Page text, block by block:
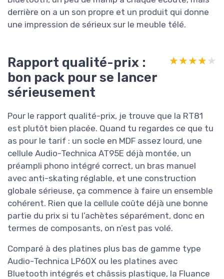
derrière on a un son propre et un produit qui donne
une impression de sérieux sur le meuble télé.
Rapport qualité-prix :
bon pack pour se lancer
sérieusement
★★★★★
★★★★★
Pour le rapport qualité-prix, je trouve que la RT81
est plutôt bien placée. Quand tu regardes ce que tu
as pour le tarif : un socle en MDF assez lourd, une
cellule Audio-Technica AT95E déjà montée, un
préampli phono intégré correct, un bras manuel
avec anti-skating réglable, et une construction
globale sérieuse, ça commence à faire un ensemble
cohérent. Rien que la cellule coûte déjà une bonne
partie du prix si tu l’achètes séparément, donc en
termes de composants, on n’est pas volé.
Comparé à des platines plus bas de gamme type
Audio-Technica LP60X ou les platines avec
Bluetooth intégrés et châssis plastique, la Fluance